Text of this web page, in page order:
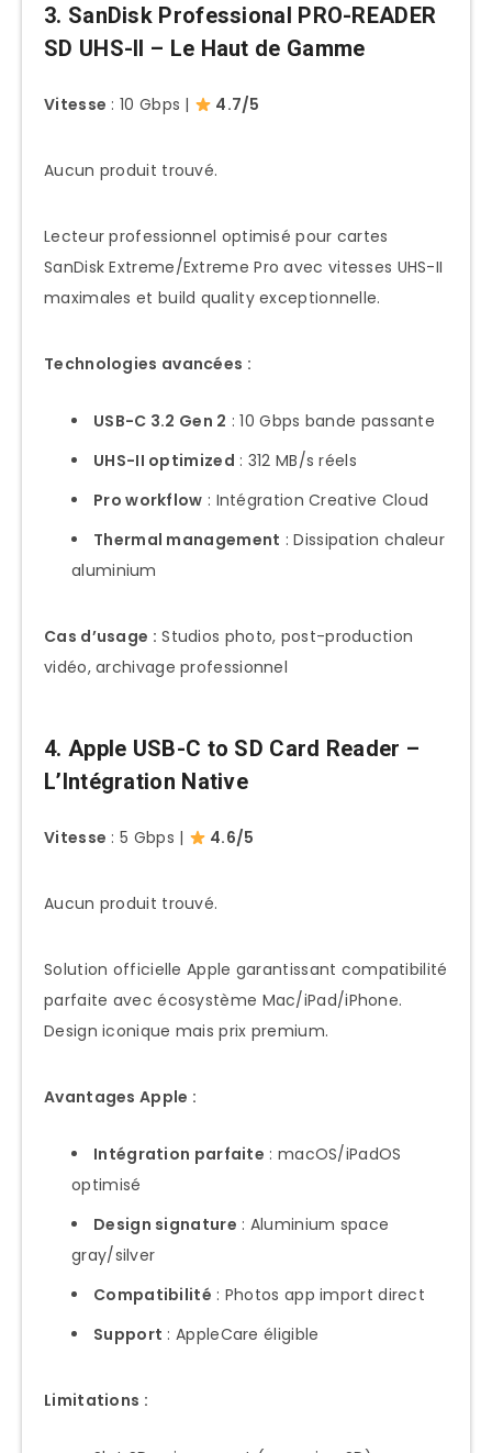
3. SanDisk Professional PRO-READER
SD UHS-II – Le Haut de Gamme
Vitesse : 10 Gbps | 4.7/5
Aucun produit trouvé.
Lecteur professionnel optimisé pour cartes
SanDisk Extreme/Extreme Pro avec vitesses UHS-II
maximales et build quality exceptionnelle.
Technologies avancées :
USB-C 3.2 Gen 2 : 10 Gbps bande passante
UHS-II optimized : 312 MB/s réels
Pro workflow : Intégration Creative Cloud
Thermal management : Dissipation chaleur
aluminium
Cas d’usage : Studios photo, post-production
vidéo, archivage professionnel
4. Apple USB-C to SD Card Reader –
L’Intégration Native
Vitesse : 5 Gbps | 4.6/5
Aucun produit trouvé.
Solution officielle Apple garantissant compatibilité
parfaite avec écosystème Mac/iPad/iPhone.
Design iconique mais prix premium.
Avantages Apple :
Intégration parfaite : macOS/iPadOS
optimisé
Design signature : Aluminium space
gray/silver
Compatibilité : Photos app import direct
Support : AppleCare éligible
Limitations :